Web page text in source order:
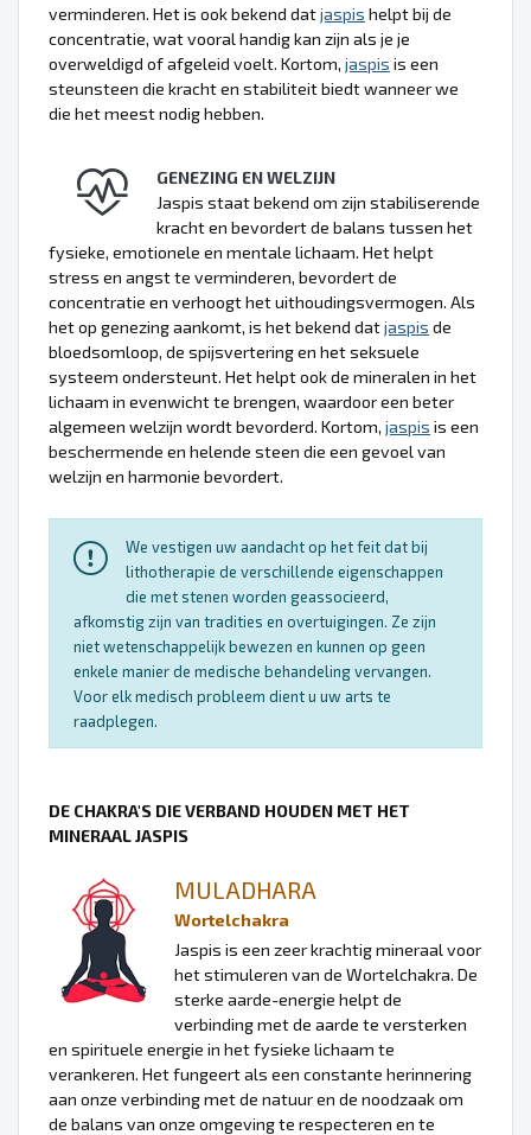
verminderen. Het is ook bekend datjaspis helpt bij de
concentratie, wat vooral handig kan zijn als je je
overweldigd of afgeleid voelt. Kortom, jaspis is een
steunsteen die kracht en stabiliteit biedt wanneer we
die het meest nodig hebben.
GENEZING EN WELZIJN
Jaspis staat bekend om zijn stabiliserende
kracht en bevordert de balans tussen het
fysieke, emotionele en mentale lichaam. Het helpt
stress en angst te verminderen, bevordert de
concentratie en verhoogt het uithoudingsvermogen. Als
het op genezing aankomt, is het bekend datjaspis de
bloedsomloop, de spijsvertering en het seksuele
systeem ondersteunt. Het helpt ook de mineralen in het
lichaam in evenwicht te brengen, waardoor een beter
algemeen welzijn wordt bevorderd. Kortom, jaspis is een
beschermende en helende steen die een gevoel van
welzijn en harmonie bevordert.
We vestigen uw aandacht op het feit dat bij
lithotherapie de verschillende eigenschappen
die met stenen worden geassocieerd,
afkomstig zijn van tradities en overtuigingen. Ze zijn
niet wetenschappelijk bewezen en kunnen op geen
enkele manier de medische behandeling vervangen.
Voor elk medisch probleem dient u uw arts te
raadplegen.
DE CHAKRA'S DIE VERBAND HOUDEN MET HET
MINERAAL JASPIS
MULADHARA
Wortelchakra
Jaspis is een zeer krachtig mineraal voor
het stimuleren van de Wortelchakra. De
sterke aarde-energie helpt de
verbinding met de aarde te versterken
en spirituele energie in het fysieke lichaam te
verankeren. Het fungeert als een constante herinnering
aan onze verbinding met de natuur en de noodzaak om
de balans van onze omgeving te respecteren en te